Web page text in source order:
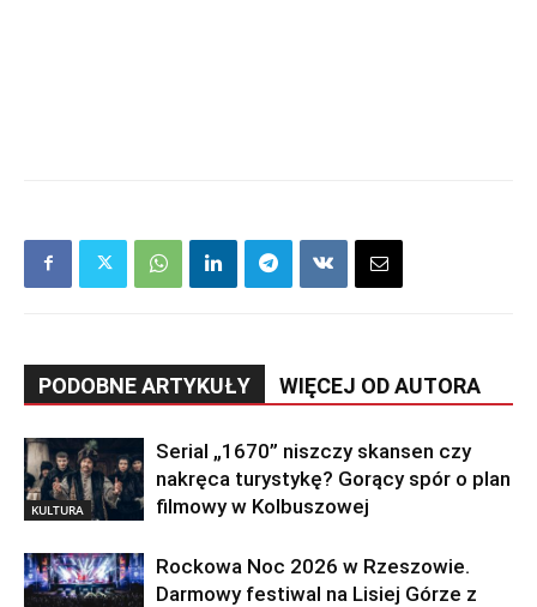
PODOBNE ARTYKUŁY WIĘCEJ OD AUTORA
KULTURA
Serial „1670” niszczy skansen czy
nakręca turystykę? Gorący spór o plan
filmowy w Kolbuszowej
Rockowa Noc 2026 w Rzeszowie.
Darmowy festiwal na Lisiej Górze z